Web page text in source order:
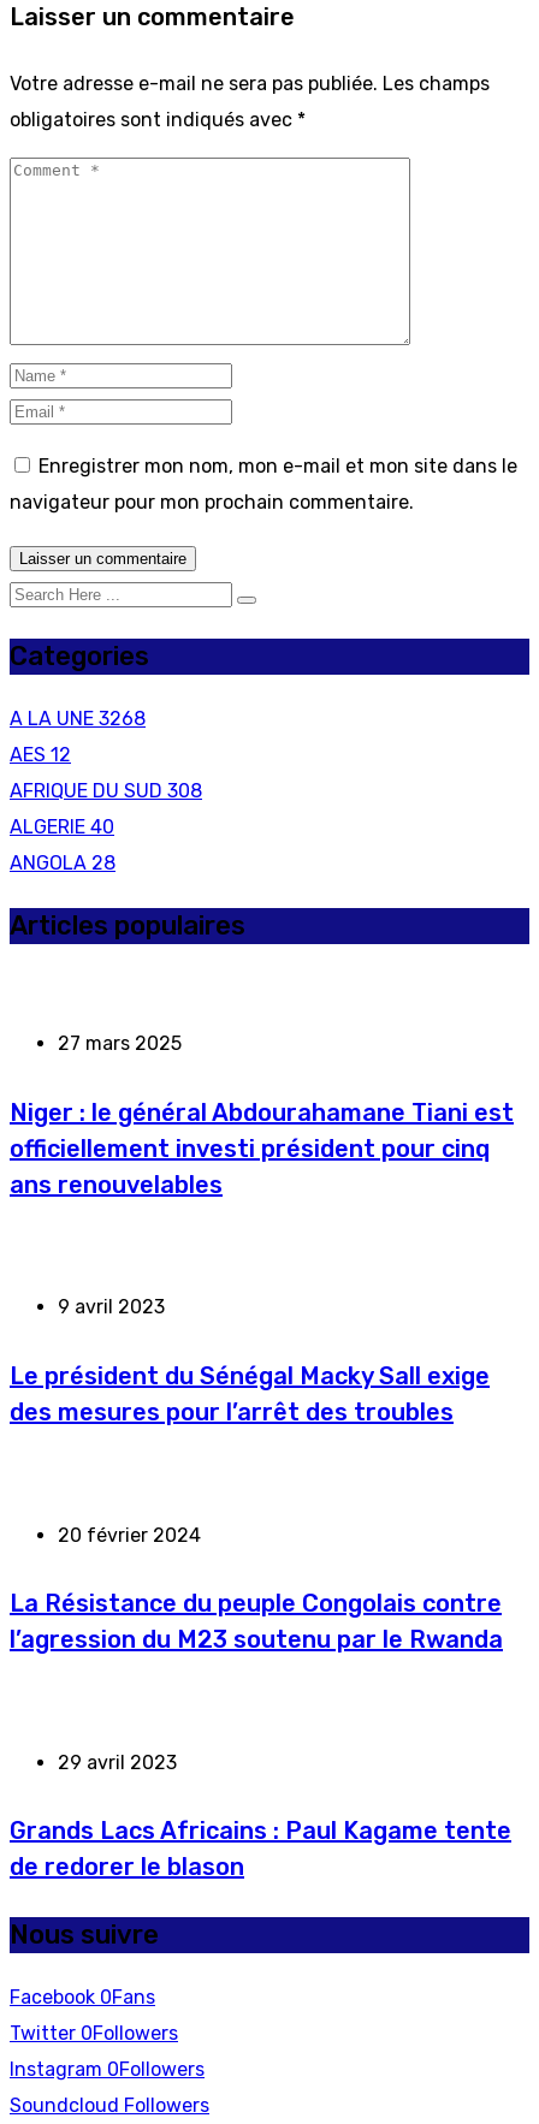
Laisser un commentaire
Votre adresse e-mail ne sera pas publiée. Les champs
obligatoires sont indiqués avec *
Enregistrer mon nom, mon e-mail et mon site dans le
navigateur pour mon prochain commentaire.
Categories
A LA UNE 3268
AES 12
AFRIQUE DU SUD 308
ALGERIE 40
ANGOLA 28
Articles populaires
27 mars 2025
Niger : le général Abdourahamane Tiani est
officiellement investi président pour cinq
ans renouvelables
9 avril 2023
Le président du Sénégal Macky Sall exige
des mesures pour l’arrêt des troubles
20 février 2024
La Résistance du peuple Congolais contre
l’agression du M23 soutenu par le Rwanda
29 avril 2023
Grands Lacs Africains : Paul Kagame tente
de redorer le blason
Nous suivre
Facebook 0Fans
Twitter 0Followers
Instagram 0Followers
Soundcloud Followers